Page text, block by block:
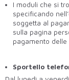
I moduli che si
specificando
soggetta al
sulla pagina
pagamento
Sportello